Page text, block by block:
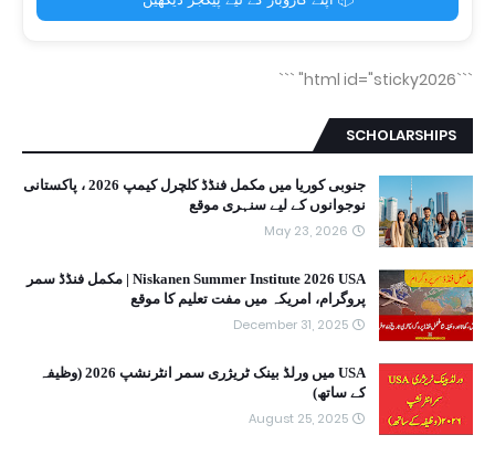
```html id="sticky2026"
```
SCHOLARSHIPS
جنوبی کوریا میں مکمل فنڈڈ کلچرل کیمپ 2026 ، پاکستانی
نوجوانوں کے لیے سنہری موقع
May 23, 2026
Niskanen Summer Institute 2026 USA | مکمل فنڈڈ سمر
پروگرام، امریکہ میں مفت تعلیم کا موقع
December 31, 2025
USA میں ورلڈ بینک ٹریژری سمر انٹرنشپ 2026 (وظیفہ
کے ساتھ)
August 25, 2025